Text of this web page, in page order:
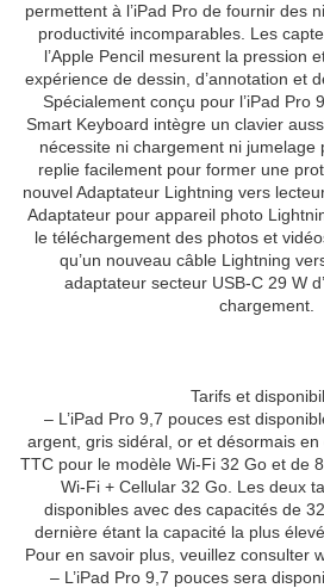
permettent à l’iPad Pro de fournir des
productivité incomparables. Les
l’Apple Pencil mesurent la pression
expérience de dessin, d’annotation et
Spécialement conçu pour l’iPad Pro
Smart Keyboard intègre un clavier
nécessite ni chargement ni jumelage
replie facilement pour former une
nouvel Adaptateur Lightning vers
Adaptateur pour appareil photo
le téléchargement des photos et
qu’un nouveau câble Lightning
adaptateur secteur USB-C 29 W
chargement.
Tarifs et
– L’iPad Pro 9,7 pouces est
argent, gris sidéral, or et désormais
TTC pour le modèle Wi-Fi 32 Go et de
Wi-Fi + Cellular 32 Go. Les deux
disponibles avec des capacités de
dernière étant la capacité la plus
Pour en savoir plus, veuillez consulter
– L’iPad Pro 9,7 pouces sera